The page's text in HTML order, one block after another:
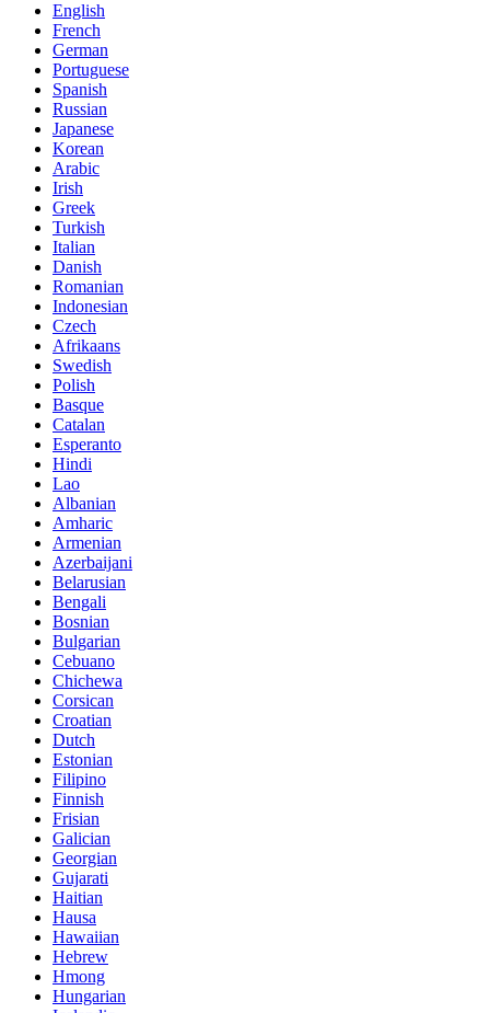
English
French
German
Portuguese
Spanish
Russian
Japanese
Korean
Arabic
Irish
Greek
Turkish
Italian
Danish
Romanian
Indonesian
Czech
Afrikaans
Swedish
Polish
Basque
Catalan
Esperanto
Hindi
Lao
Albanian
Amharic
Armenian
Azerbaijani
Belarusian
Bengali
Bosnian
Bulgarian
Cebuano
Chichewa
Corsican
Croatian
Dutch
Estonian
Filipino
Finnish
Frisian
Galician
Georgian
Gujarati
Haitian
Hausa
Hawaiian
Hebrew
Hmong
Hungarian